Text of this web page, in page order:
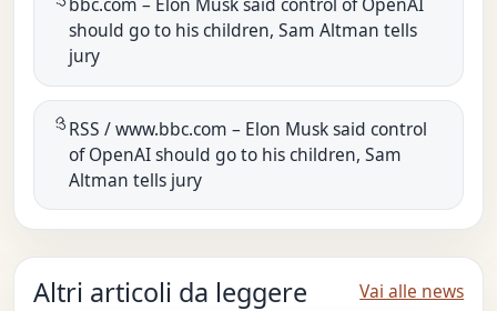
should go to his children, Sam Altman tells
jury
RSS / www.bbc.com – Elon Musk said control
of OpenAI should go to his children, Sam
Altman tells jury
Altri articoli da leggere Vai alle news